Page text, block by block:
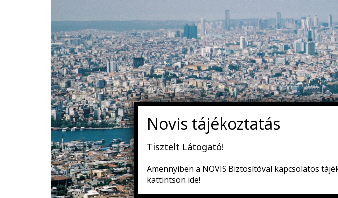
Tisztelt Látogató!
Amennyiben a NOVIS Biztosítóval kapcsolatos
kattintson ide!